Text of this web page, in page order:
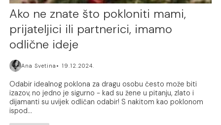
Ako ne znate što pokloniti mami,
prijateljici ili partnerici, imamo
odlične ideje
Ana Svetina 19.12.2024.
Odabir idealnog poklona za dragu osobu često može biti
izazov, no jedno je sigurno - kad su žene u pitanju, zlato i
dijamanti su uvijek odličan odabir! S nakitom kao poklonom
ispod...